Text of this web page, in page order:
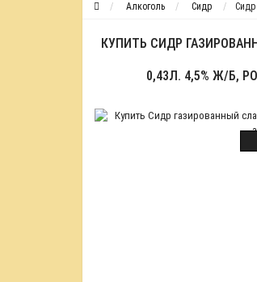
Алкоголь Сидр Сидр
КУПИТЬ СИДР
0,43Л. 4,5% Ж/Б,